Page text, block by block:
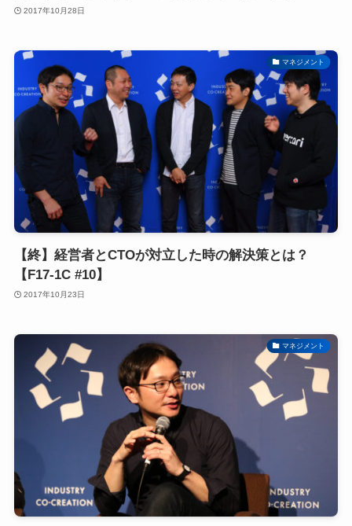
2017年10月28日
マネジメント
【終】経営者とCTOが対立した時の解決策とは？
【F17-1C #10】
2017年10月23日
マネジメント